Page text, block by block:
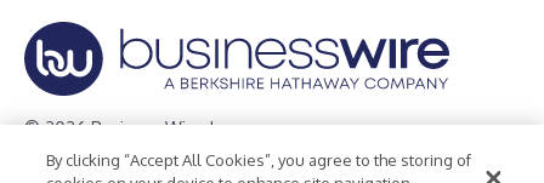
© 2026 Business Wire, Inc.
Privacy Policy Cookie Policy Accessibility Statement
By clicking “Accept All Cookies”, you agree to the storing of